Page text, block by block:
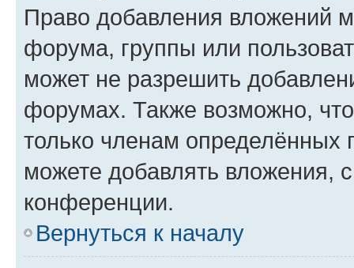
Право добавления вложений
форума, группы или
может не разрешить
форумах. Также возможно,
только членам определённых
можете добавлять вложения,
конференции.
Вернуться к началу